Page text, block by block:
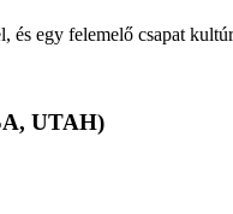
és egy felemelő csapat
UTAH)